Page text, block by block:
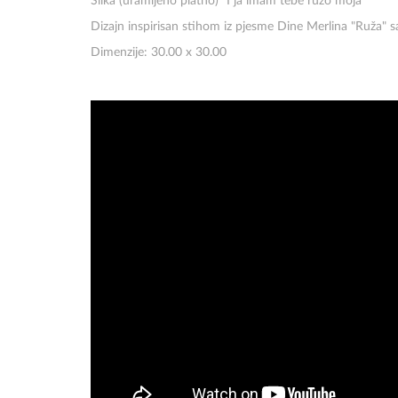
Dizajn inspirisan stihom iz pjesme Dine Merlina "Ruža"
Dimenzije: 30.00 x 30.00